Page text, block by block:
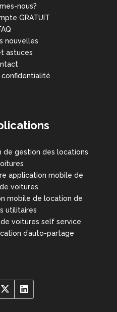
nous?
GRATUIT
nouvelles
astuces
de gestion des locations
application mobile de
voitures
mobile de location de
utilitaires
voitures self service
d’auto-partage